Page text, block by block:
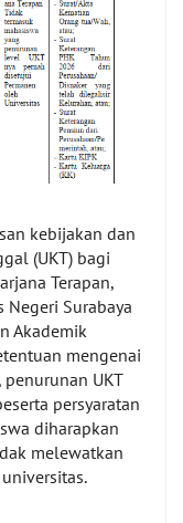
kebijakan dan
(UKT) bagi
Terapan,
Surabaya
Akademik
mengenai
penurunan UKT
persyaratan
diharapkan
melewatkan